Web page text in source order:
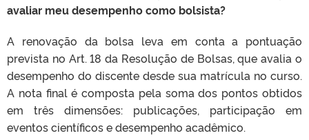
avaliar meu desempenho como bolsista?
A renovação da bolsa leva em conta a pontuação
prevista no Art. 18 da Resolução de Bolsas, que avalia o
desempenho do discente desde sua matrícula no curso.
A nota final é composta pela soma dos pontos obtidos
em três dimensões: publicações, participação em
eventos científicos e desempenho acadêmico.